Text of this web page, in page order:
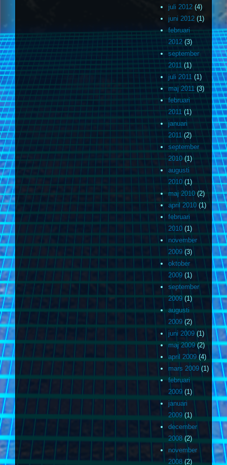
juli 2012(4)
juni 2012(1)
februari
2012(3)
september
2011(1)
juli 2011(1)
maj 2011(3)
februari
2011(1)
januari
2011(2)
september
2010(1)
augusti
2010(1)
maj 2010(2)
april 2010(1)
februari
2010(1)
november
2009(3)
oktober
2009(1)
september
2009(1)
augusti
2009(2)
juni 2009(1)
maj 2009(2)
april 2009(4)
mars 2009(1)
februari
2009(1)
januari
2009(1)
december
2008(2)
november
2008(2)